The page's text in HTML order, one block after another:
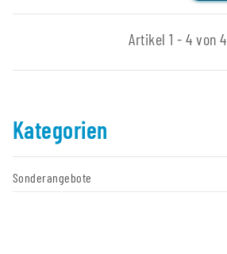
Artikel 1 - 4 von 4
Kategorien
Sonderangebote